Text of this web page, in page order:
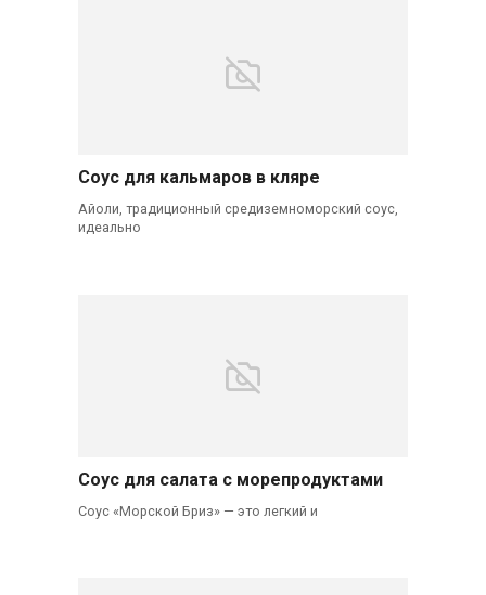
Соус для кальмаров в кляре
Айоли, традиционный средиземноморский соус,
идеально
Соус для салата с морепродуктами
Соус «Морской Бриз» — это легкий и